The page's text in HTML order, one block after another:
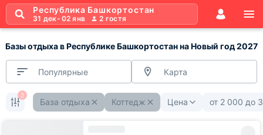
Республика Башкортостан
31 дек- 02 янв 2 гостя
Базы отдыха в Республике Башкортостан на Новый год 2027
Популярные Карта
База отдыха Коттедж Цена от 2 000 до
2